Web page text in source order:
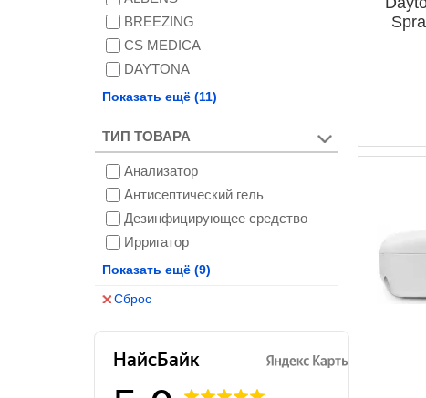
BREEZING
CS MEDICA
DAYTONA
DR.BEI
HOCO
LACTATE PLUS
MOXY
OMRON
RZ MASK
VITA SPORTIVA
XO SIMPLE IS BEAUTY
АНОЛИТ
Показать ещё (11)
ТИП ТОВАРА
Анализатор
Антисептический гель
Дезинфицирующее средство
Ирригатор
Маска многоразовая
Перчатки латексные
Спортивная заморозка
Показать ещё (9)
Сброс